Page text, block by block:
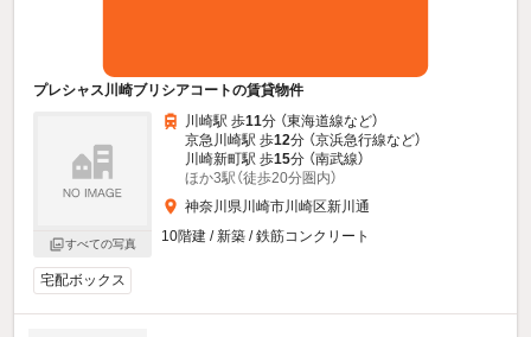
プレシャス川崎ブリシアコートの賃貸物件
すべての写真
川崎駅 歩11分 （東海道線など）
京急川崎駅 歩12分 （京浜急行線など）
川崎新町駅 歩15分 （南武線）
ほか3駅（徒歩20分圏内）
神奈川県川崎市川崎区新川通
10階建 / 新築 / 鉄筋コンクリート
宅配ボックス